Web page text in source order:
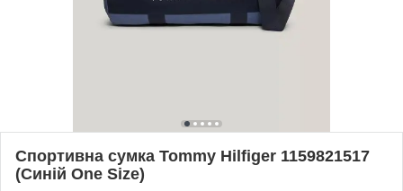
Спортивна сумка Tommy Hilfiger 1159821517
(Синій One Size)